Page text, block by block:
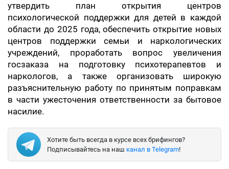
утвердить план открытия центров
психологической поддержки для детей в каждой
области до 2025 года, обеспечить открытие новых
центров поддержки семьи и наркологических
учреждений, проработать вопрос увеличения
госзаказа на подготовку психотерапевтов и
наркологов, а также организовать широкую
разъяснительную работу по принятым поправкам
в части ужесточения ответственности за бытовое
насилие.
Хотите быть всегда в курсе всех брифингов?
Подписывайтесь на наш канал в Telegram!